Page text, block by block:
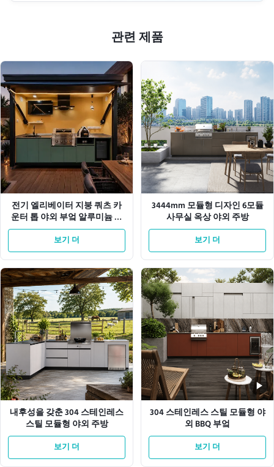
관련 제품
전기 엘리베이터 지붕 쿼츠 카
운터 톱 야외 부엌 알루미늄 캐
비닛
보기 더
3444mm 모듈형 디자인 6모듈
사무실 옥상 야외 주방
보기 더
내후성을 갖춘 304 스테인레스
스틸 모듈형 야외 주방
보기 더
304 스테인레스 스틸 모듈형 야
외 BBQ 부엌
보기 더